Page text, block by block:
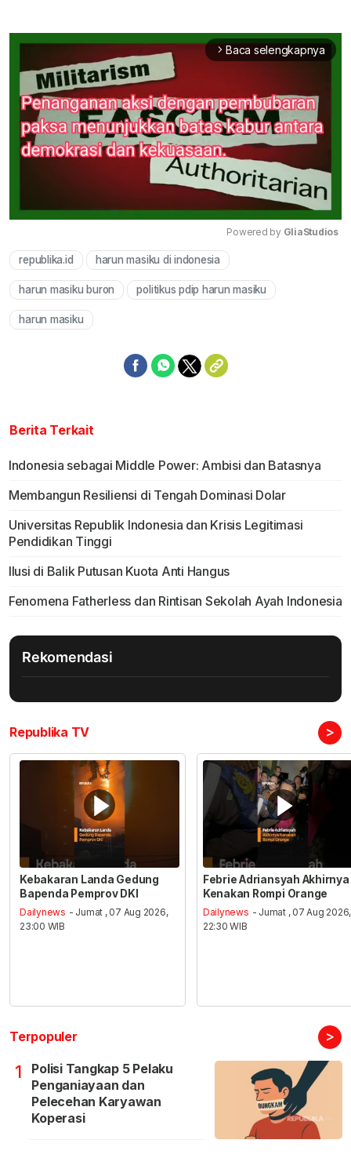
arrow_forward_ios Baca selengkapnya
Powered by GliaStudios
republika.id harun masiku di indonesia
harun masiku buron politikus pdip harun masiku
harun masiku
Berita Terkait
Indonesia sebagai Middle Power: Ambisi dan Batasnya
Membangun Resiliensi di Tengah Dominasi Dolar
Universitas Republik Indonesia dan Krisis Legitimasi
Pendidikan Tinggi
Ilusi di Balik Putusan Kuota Anti Hangus
Fenomena Fatherless dan Rintisan Sekolah Ayah Indonesia
Rekomendasi
Republika TV >
Kebakaran Landa Gedung
Bapenda Pemprov DKI
Dailynews - Jumat , 07 Aug 2026,
23:00 WIB
Febrie Adriansyah Akhirnya
Kenakan Rompi Orange
Dailynews - Jumat , 07 Aug 2026,
22:30 WIB
Terpopuler >
1
Polisi Tangkap 5 Pelaku
Penganiayaan dan
Pelecehan Karyawan
Koperasi